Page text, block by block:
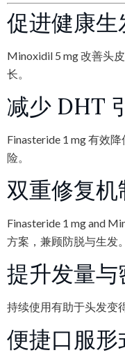
促进健康生
Minoxidil 5 mg 改善头
长。
减少 DHT
Finasteride 1 mg 有效
险。
双重修复机
Finasteride 1 mg and
方案，兼顾防脱与生发。
提升发量与
持续使用有助于头发变
便捷口服形